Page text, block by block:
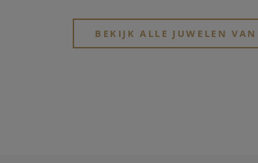
EUGENIA BRUNI
BEKIJK ALLE JUWELEN